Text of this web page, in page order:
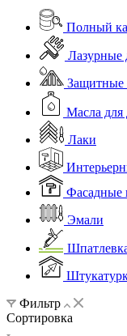
Полный
Лазурные
Защитные
Масла для
Лаки
Фасадные
Эмали
Фильтр
Сортировка